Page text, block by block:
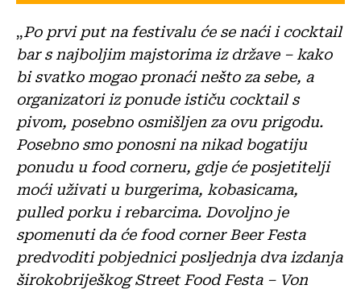
„Po prvi put na festivalu će se naći i cocktail
bar s najboljim majstorima iz države – kako
bi svatko mogao pronaći nešto za sebe, a
organizatori iz ponude ističu cocktail s
pivom, posebno osmišljen za ovu prigodu.
Posebno smo ponosni na nikad bogatiju
ponudu u food corneru, gdje će posjetitelji
moći uživati u burgerima, kobasicama,
pulled porku i rebarcima. Dovoljno je
spomenuti da će food corner Beer Festa
predvoditi pobjednici posljednja dva izdanja
širokobriješkog Street Food Festa – Von